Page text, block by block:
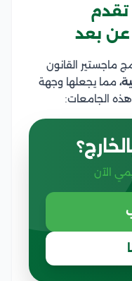
تقدم
عن بعد
ماجستير القانون
مما يجعلها وجهة
الجامعات:
الآن